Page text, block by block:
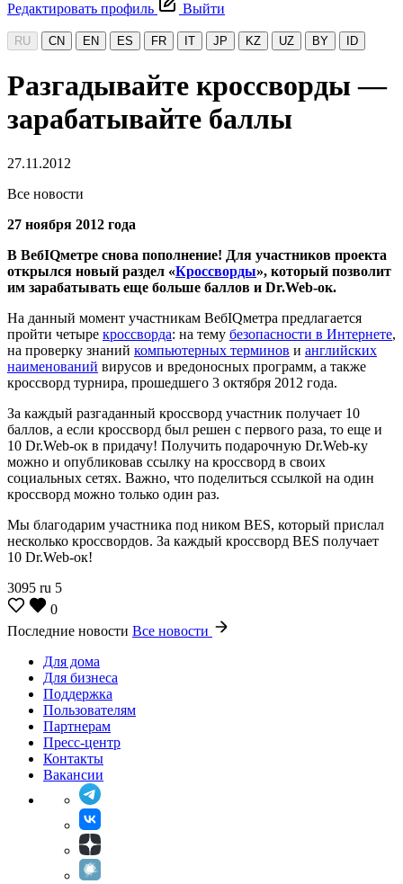
Редактировать профиль
Выйти
RU CN EN ES FR IT JP KZ UZ BY ID
Разгадывайте кроссворды —
зарабатывайте баллы
27.11.2012
Все новости
27 ноября 2012 года
В ВебIQметре снова пополнение! Для участников проекта
открылся новый раздел «Кроссворды», который позволит
им зарабатывать еще больше баллов и Dr.Web-ок.
На данный момент участникам ВебIQметра предлагается
пройти четыре кроссворда: на тему безопасности в Интернете,
на проверку знаний компьютерных терминов и английских
наименований вирусов и вредоносных программ, а также
кроссворд турнира, прошедшего 3 октября 2012 года.
За каждый разгаданный кроссворд участник получает 10
баллов, а если кроссворд был решен с первого раза, то еще и
10 Dr.Web-ок в придачу! Получить подарочную Dr.Web-ку
можно и опубликовав ссылку на кроссворд в своих
социальных сетях. Важно, что поделиться ссылкой на один
кроссворд можно только один раз.
Мы благодарим участника под ником BES, который прислал
несколько кроссвордов. За каждый кроссворд BES получает
10 Dr.Web-ок!
3095 ru 5
0
Последние новости Все новости
Для дома
Для бизнеса
Поддержка
Пользователям
Партнерам
Пресс-центр
Контакты
Вакансии